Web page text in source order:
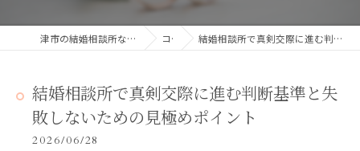
津市の結婚相談所ならCocoBridalココブライダル コラム 結婚相談所で真剣交際に進む判断基準と失敗しないための見極めポイント
結婚相談所で真剣交際に進む判断基準と失
敗しないための見極めポイント
2026/06/28